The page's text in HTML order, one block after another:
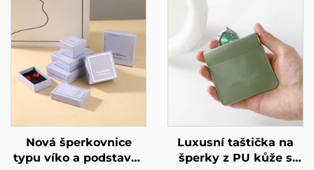
geometrickým
designem z lepenky
pro exkluzivní značku
šperků – avantgardní
identitní krabička.
individuální rozměr a
tvar, materiál z
umělého papíru /
kartonu – speciální
velkoobchodní
nabídka
Nová šperkovnice
typu víko a podstavec
Luxusní taštička na
šperky z PU kůže s